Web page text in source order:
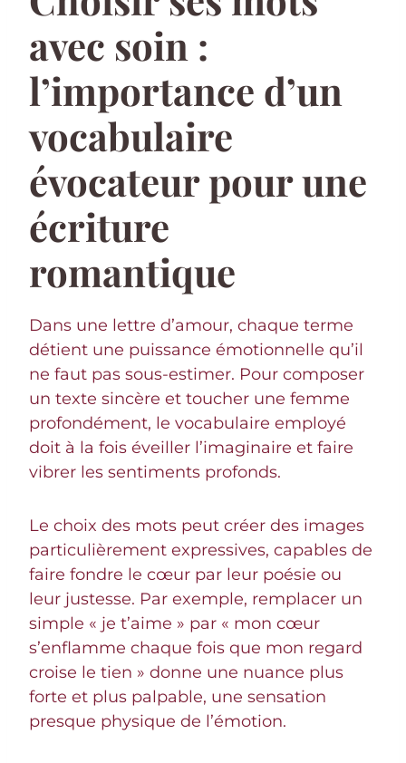
avec soin :
l’importance d’un
vocabulaire
évocateur pour une
écriture
romantique
Dans une lettre d’amour, chaque terme
détient une puissance émotionnelle qu’il
ne faut pas sous-estimer. Pour composer
un texte sincère et toucher une femme
profondément, le vocabulaire employé
doit à la fois éveiller l’imaginaire et faire
vibrer les sentiments profonds.
Le choix des mots peut créer des images
particulièrement expressives, capables de
faire fondre le cœur par leur poésie ou
leur justesse. Par exemple, remplacer un
simple « je t’aime » par « mon cœur
s’enflamme chaque fois que mon regard
croise le tien » donne une nuance plus
forte et plus palpable, une sensation
presque physique de l’émotion.